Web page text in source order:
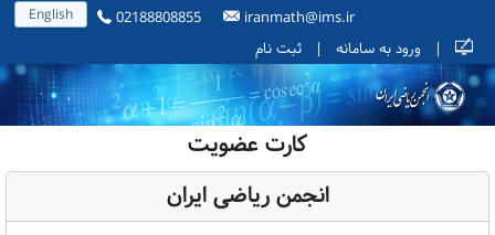
English 02188808855
iranmath@ims.ir
|
ورود به سامانه | ثبت نام
کارت عضویت
انجمن ریاضی ایران